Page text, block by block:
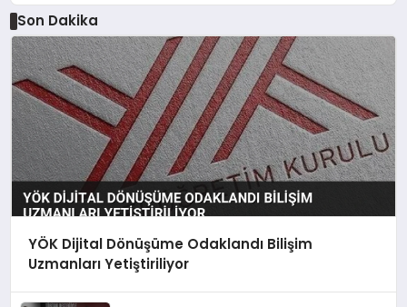
Son Dakika
YÖK Dijital Dönüşüme Odaklandı Bilişim
Uzmanları Yetiştiriliyor